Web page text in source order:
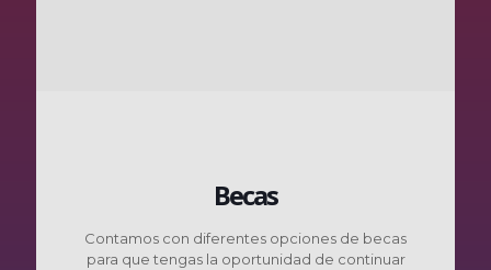
Becas
Contamos con diferentes opciones de becas
para que tengas la oportunidad de continuar